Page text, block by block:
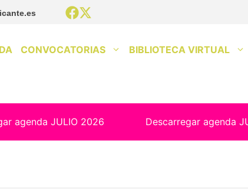
CONVOCATORIAS BIBLIOTECA VIRTUAL
agenda JULIO 2026 Descarregar agenda